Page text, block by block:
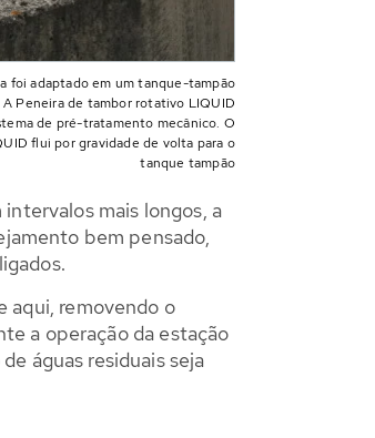
foi adaptado em um tanque-tampão
Peneira de tambor rotativo LIQUID
de pré-tratamento mecânico. O
flui por gravidade de volta para o
tanque tampão
mais longos, a
bem pensado,
aqui, removendo o
a operação da estação
águas residuais seja